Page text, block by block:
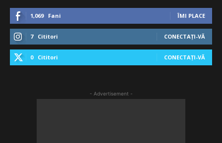
1,069 Fani ÎMI PLACE
7 Cititori CONECTAȚI-VĂ
0 Cititori CONECTAȚI-VĂ
- Advertisement -